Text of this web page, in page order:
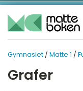
Gymnasiet / Matte 1 /
Grafer
Översikt